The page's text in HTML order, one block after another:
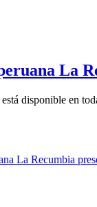
La
disponible en